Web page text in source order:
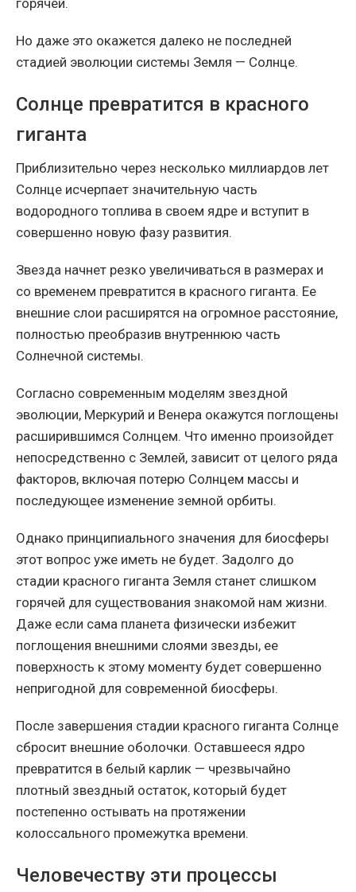
Но даже это окажется далеко не последней
стадией эволюции системы Земля — Солнце.
Солнце превратится в красного
гиганта
Приблизительно через несколько миллиардов лет
Солнце исчерпает значительную часть
водородного топлива в своем ядре и вступит в
совершенно новую фазу развития.
Звезда начнет резко увеличиваться в размерах и
со временем превратится в красного гиганта. Ее
внешние слои расширятся на огромное расстояние,
полностью преобразив внутреннюю часть
Солнечной системы.
Согласно современным моделям звездной
эволюции, Меркурий и Венера окажутся поглощены
расширившимся Солнцем. Что именно произойдет
непосредственно с Землей, зависит от целого ряда
факторов, включая потерю Солнцем массы и
последующее изменение земной орбиты.
Однако принципиального значения для биосферы
этот вопрос уже иметь не будет. Задолго до
стадии красного гиганта Земля станет слишком
горячей для существования знакомой нам жизни.
Даже если сама планета физически избежит
поглощения внешними слоями звезды, ее
поверхность к этому моменту будет совершенно
непригодной для современной биосферы.
После завершения стадии красного гиганта Солнце
сбросит внешние оболочки. Оставшееся ядро
превратится в белый карлик — чрезвычайно
плотный звездный остаток, который будет
постепенно остывать на протяжении
колоссального промежутка времени.
Человечеству эти процессы